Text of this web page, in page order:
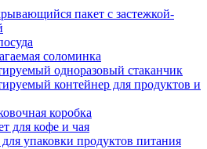
пакет с застежкой-
соломинка
одноразовый стаканчик
контейнер для продуктов и
коробка
для кофе и чая
упаковки продуктов питания